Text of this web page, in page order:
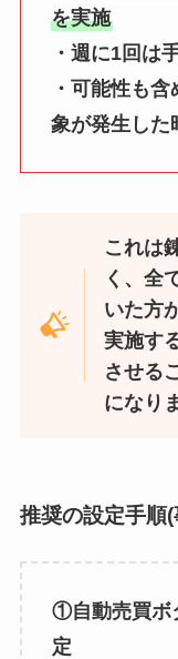
を実施
・週に1回は
・可能性も
象が発生した
これは
く、全
いた方
実施す
させる
になり
推奨の設定手順
①自動売買ボ
定